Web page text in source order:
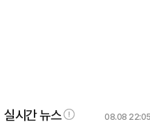
실시간 뉴스 08.08 22:05